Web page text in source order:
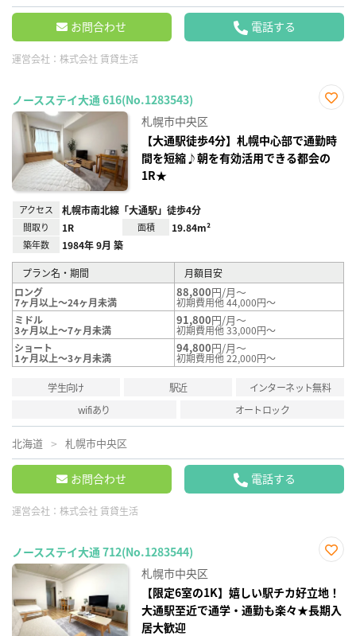
お問合わせ 電話する
運営会社： 株式会社 賃貸生活
ノースステイ大通 616(No.1283543)
り登
録
札幌市中央区
【大通駅徒歩4分】札幌中心部で通勤時
間を短縮♪朝を有効活用できる都会の
1R★
アクセス 札幌市南北線「大通駅」徒歩4分
間取り 1R 面積 19.84m²
築年数 1984年 9月 築
プラン名・期間
月額目安
ロング
7ヶ月以上～24ヶ月未満
88,800円/月～
初期費用他 44,000円～
ミドル
3ヶ月以上～7ヶ月未満
91,800円/月～
初期費用他 33,000円～
ショート
1ヶ月以上～3ヶ月未満
94,800円/月～
初期費用他 22,000円～
学生向け 駅近
インターネット無料
wifiあり
オートロック
北海道 札幌市中央区
お問合わせ 電話する
運営会社： 株式会社 賃貸生活
ノースステイ大通 712(No.1283544)
り登
録
札幌市中央区
【限定6室の1K】嬉しい駅チカ好立地！
大通駅至近で通学・通勤も楽々★長期入
居大歓迎